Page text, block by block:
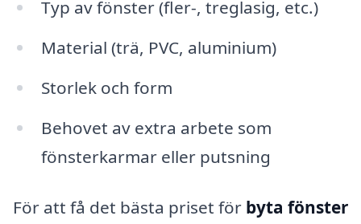
Typ av fönster (fler-, treglasig, etc.)
Material (trä, PVC, aluminium)
Storlek och form
Behovet av extra arbete som
fönsterkarmar eller putsning
För att få det bästa priset för byta fönster